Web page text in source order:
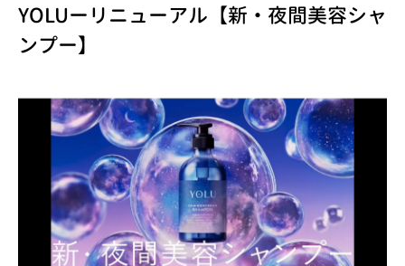
YOLUーリニューアル【新・夜間美容シャ
ンプー】